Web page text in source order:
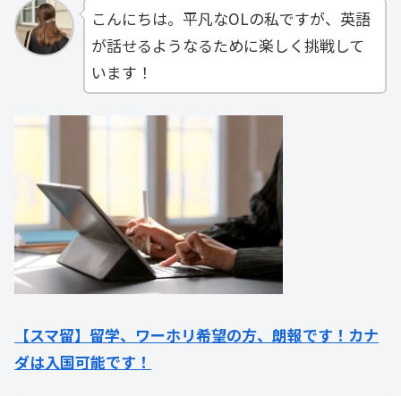
こんにちは。平凡なOLの私ですが、英語
が話せるようなるために楽しく挑戦して
います！
【スマ留】留学、ワーホリ希望の方、朗報です！カナ
ダは入国可能です！